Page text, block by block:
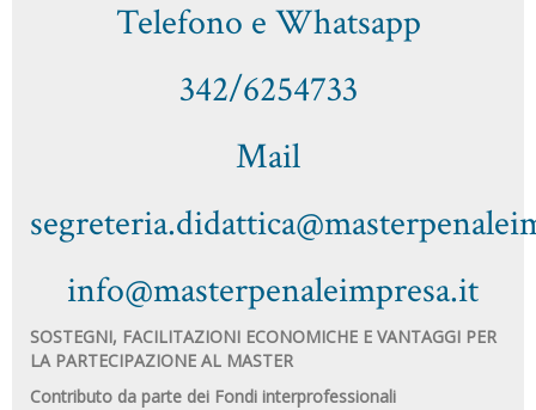
Telefono e Whatsapp
342/6254733
Mail
info@masterpenaleimpresa.it
SOSTEGNI, FACILITAZIONI ECONOMICHE E VANTAGGI PER
LA PARTECIPAZIONE AL MASTER
Contributo da parte dei Fondi interprofessionali